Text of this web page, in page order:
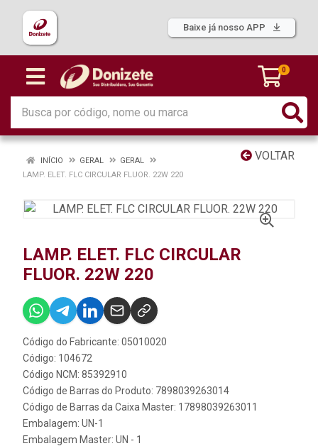
Baixe já nosso APP
0
VOLTAR
INÍCIO GERAL
GERAL
LAMP. ELET. FLC CIRCULAR FLUOR. 22W 220
LAMP. ELET. FLC CIRCULAR
FLUOR. 22W 220
Código do Fabricante: 05010020
Código: 104672
Código NCM: 85392910
Código de Barras do Produto: 7898039263014
Código de Barras da Caixa Master: 17898039263011
Embalagem: UN-1
Embalagem Master: UN - 1